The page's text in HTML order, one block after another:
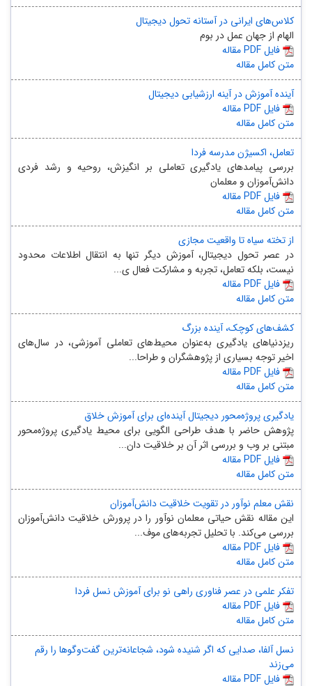
کلاس‌های ایرانی در آستانه تحول دیجیتال
الهام از جهان عمل در بوم
مقاله PDF فایل
متن کامل مقاله
آینده آموزش در آینه ارزشیابی دیجیتال
مقاله PDF فایل
متن کامل مقاله
تعامل، اکسیژن مدرسه فردا
بررسی پیامدهای یادگیری تعاملی بر انگیزش، روحیه و رشد فردی
دانش‌آموزان و معلمان
مقاله PDF فایل
متن کامل مقاله
از تخته سیاه تا واقعیت مجازی
در عصر تحول دیجیتال، آموزش دیگر تنها به انتقال اطلاعات محدود
نیست، بلکه تعامل، تجربه و مشارکت فعال ی...
مقاله PDF فایل
متن کامل مقاله
کشف‌های کوچک، آینده بزرگ
ریزدنیاهای یادگیری به‌عنوان محیط‌های تعاملی آموزشی، در سال‌های
اخیر توجه بسیاری از پژوهشگران و طراحا...
مقاله PDF فایل
متن کامل مقاله
یادگیری پروژه‌محور دیجیتال آینده‌ای برای آموزش خلاق
پژوهش حاضر با هدف طراحی الگویی برای محیط یادگیری پروژه‌محور
مبتنی بر وب و بررسی اثر آن بر خلاقیت دان...
مقاله PDF فایل
متن کامل مقاله
نقش معلم نوآور در تقویت خلاقیت دانش‌آموزان
این مقاله نقش حیاتی معلمان نوآور را در پرورش خلاقیت دانش‌آموزان
بررسی می‌کند. با تحلیل تجربه‌های موف...
مقاله PDF فایل
متن کامل مقاله
تفکر علمی در عصر فناوری راهی نو برای آموزش نسل فردا
مقاله PDF فایل
متن کامل مقاله
نسل آلفا، صدایی که اگر شنیده شود، شجاعانه‌ترین گفت‌وگوها را رقم
می‌زند
مقاله PDF فایل